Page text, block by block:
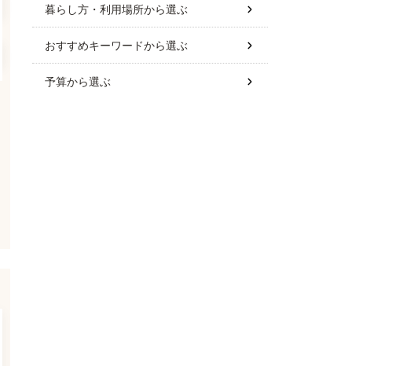
暮らし方・利用場所から選ぶ
おすすめキーワードから選ぶ
予算から選ぶ